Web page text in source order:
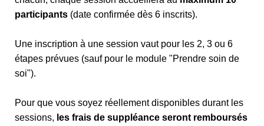
participants (date confirmée dès 6 inscrits).
Une inscription à une session vaut pour les 2, 3 ou 6
étapes prévues (sauf pour le module "Prendre soin de
soi").
Pour que vous soyez réellement disponibles durant les
sessions, les frais de suppléance seront remboursés